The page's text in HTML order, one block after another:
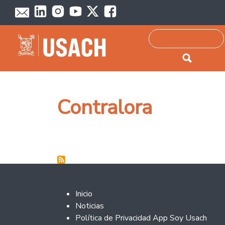
Passar para o conteúdo principal
Pesquisar
Contralora
Footer 2
Inicio
Noticias
Política de Privacidad App Soy Usach